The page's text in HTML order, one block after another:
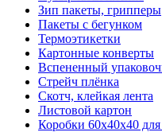
Зип пакеты, грипперы
Пакеты с бегунком
Термоэтикетки
Картонные конверты
Вспененный
Стрейч плёнка
Скотч, клейкая лента
Листовой картон
Коробки 60х40х40